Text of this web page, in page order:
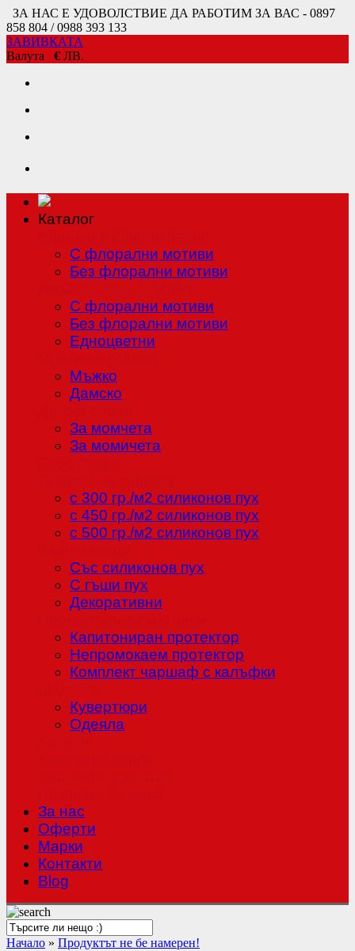
ЗА НАС Е УДОВОЛСТВИЕ ДА РАБОТИМ ЗА ВАС - 0897
858 804 / 0988 393 133
ЗАВИВКАТА
Валута € ЛВ.
Каталог
С флорални мотиви
Без флорални мотиви
С флорални мотиви
Без флорални мотиви
Едноцветни
Мъжко
Дамско
За момчета
За момичета
с 300 гр./м2 силиконов пух
с 450 гр./м2 силиконов пух
с 500 гр./м2 силиконов пух
Със силиконов пух
С гъши пух
Декоративни
Капитониран протектор
Непромокаем протектор
Комплект чаршаф с калъфки
Кувертюри
Одеяла
За нас
Оферти
Mарки
Контакти
Blog
Начало » Продуктът не бе намерен!